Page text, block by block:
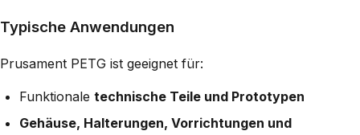
Typische Anwendungen
Prusament PETG ist geeignet für:
Funktionale technische Teile und Prototypen
Gehäuse, Halterungen, Vorrichtungen und